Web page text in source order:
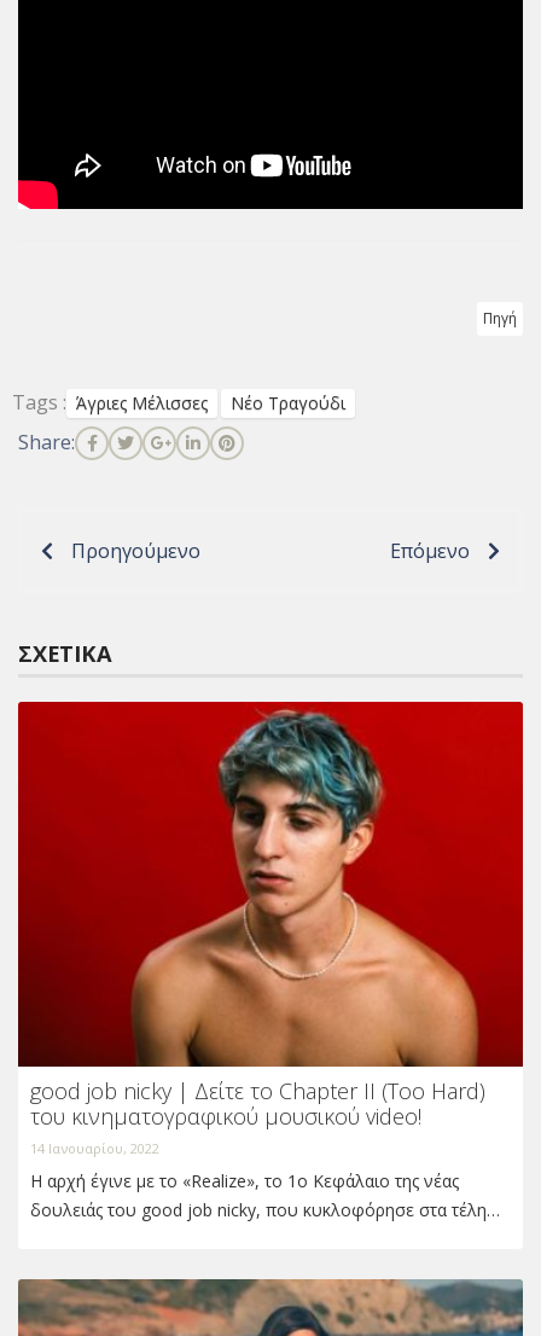
Πηγή
Tags : Άγριες Μέλισσες Νέο Τραγούδι
Share:
Προηγούμενο Επόμενο
ΣΧΕΤΙΚΆ
good job nicky | Δείτε το Chapter II (Too Hard)
του κινηματογραφικού μουσικού video!
14 Ιανουαρίου, 2022
Η αρχή έγινε με το «Realize», το 1ο Κεφάλαιο της νέας
δουλειάς του good job nicky, που κυκλοφόρησε στα τέλη…